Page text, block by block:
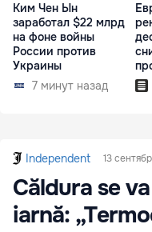
Ким Чен Ын
заработал $22 млрд
на фоне войны
России против
Украины
7 минут назад
Independent 13
Căldura se
iarnă: